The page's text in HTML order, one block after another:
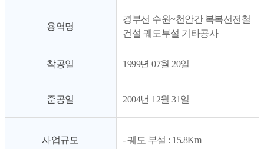
용역명
경부선 수원~천안간 복복선전철
건설 궤도부설 기타공사
착공일 1999년 07월 20일
준공일 2004년 12월 31일
사업규모 - 궤도 부설 : 15.8Km